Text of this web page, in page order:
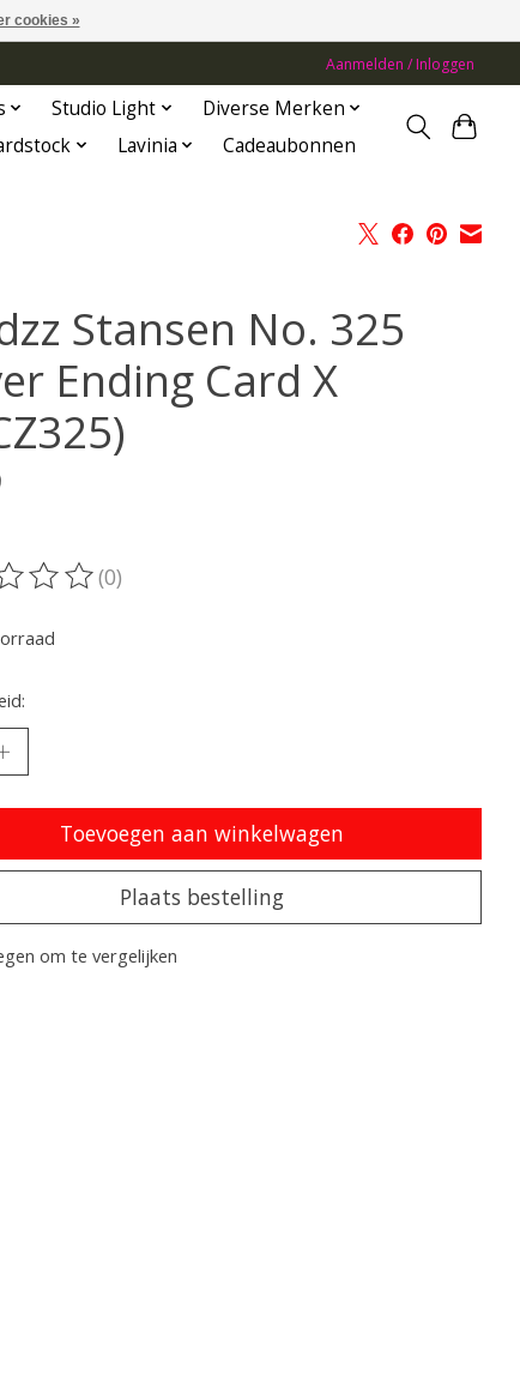
Aanmelden / Inloggen
Studio Light
Diverse Merken
Lavinia Cadeaubonnen
Stansen No. 325
Ending Card X
van dit product is
(0)
Toevoegen aan winkelwagen
Plaats bestelling
om te vergelijken
cookies »